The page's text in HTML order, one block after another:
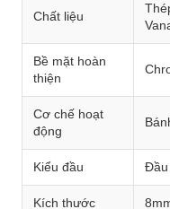
Chất liệu
Bề mặt hoàn
thiện
Cơ chế hoạt
động
Kiểu đầu Đầu
Kích thước